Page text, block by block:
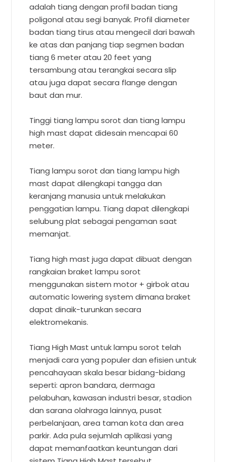
adalah tiang dengan profil badan tiang
poligonal atau segi banyak. Profil diameter
badan tiang tirus atau mengecil dari bawah
ke atas dan panjang tiap segmen badan
tiang 6 meter atau 20 feet yang
tersambung atau terangkai secara slip
atau juga dapat secara flange dengan
baut dan mur.
Tinggi tiang lampu sorot dan tiang lampu
high mast dapat didesain mencapai 60
meter.
Tiang lampu sorot dan tiang lampu high
mast dapat dilengkapi tangga dan
keranjang manusia untuk melakukan
penggatian lampu. Tiang dapat dilengkapi
selubung plat sebagai pengaman saat
memanjat.
Tiang high mast juga dapat dibuat dengan
rangkaian braket lampu sorot
menggunakan sistem motor + girbok atau
automatic lowering system dimana braket
dapat dinaik-turunkan secara
elektromekanis.
Tiang High Mast untuk lampu sorot telah
menjadi cara yang populer dan efisien untuk
pencahayaan skala besar bidang-bidang
seperti: apron bandara, dermaga
pelabuhan, kawasan industri besar, stadion
dan sarana olahraga lainnya, pusat
perbelanjaan, area taman kota dan area
parkir. Ada pula sejumlah aplikasi yang
dapat memanfaatkan keuntungan dari